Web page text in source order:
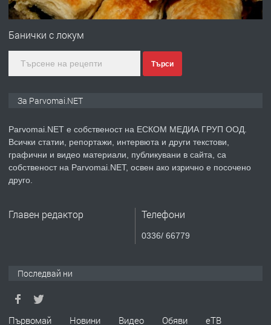
ПРЕДЛАГА
Първи поход "По стъпките на Ангел
преди 1 година
ПРЕДЛАГА Уроци по Математика
Банички с локум
Търси
За Parvomai.NET
Parvomai.NET е собственост на ЕСКОМ МЕДИА ГРУП ООД.
Всички статии, репортажи, интервюта и други текстови,
графични и видео материали, публикувани в сайта, са
собственост на Parvomai.NET, освен ако изрично е посочено
друго.
Главен редактор Телефони
0336/ 66779
Последвай ни
Първомай Новини Видео Обяви еТВ